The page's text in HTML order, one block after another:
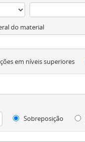
do material
em níveis superiores
Sobreposição